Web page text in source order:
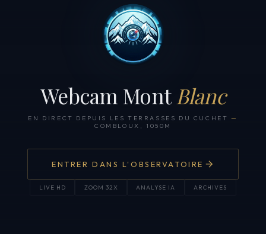
Webcam Mont Blanc
EN DIRECT DEPUIS LES TERRASSES DU CUCHET —
COMBLOUX, 1050M
ENTRER DANS L'OBSERVATOIRE
LIVE HD ZOOM 32X ANALYSE IA ARCHIVES